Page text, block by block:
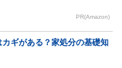
PR(Amazon)
ギがある？家処分の基礎知